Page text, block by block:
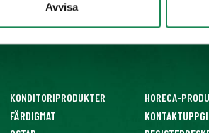
Avvisa
KONDITORIPRODUKTER
FÄRDIGMAT
HORECA-